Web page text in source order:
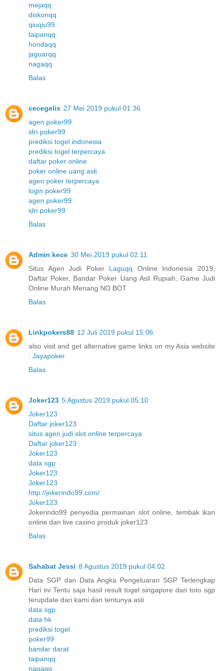
mejaqq
diskonqq
qiuqiu99
taipanqq
hondaqq
jaguarqq
nagaqq
Balas
cecegelis 27 Mei 2019 pukul 01.36
agen poker99
idn poker99
prediksi togel indonesia
prediksi togel terpercaya
daftar poker online
poker online uang asli
agen poker terpercaya
login poker99
agen poker99
idn poker99
Balas
Admin kece 30 Mei 2019 pukul 02.11
Situs Agen Judi Poker Laguqq Online Indonesia 2019,
Daftar Poker, Bandar Poker Uang Asli Rupiah, Game Judi
Online Murah Menang NO BOT
Balas
Linkpokers88 12 Juli 2019 pukul 15.06
also visit and get alternative game links on my Asia website
: Jayapoker
Balas
Joker123 5 Agustus 2019 pukul 05.10
Joker123
Daftar joker123
situs agen judi slot online terpercaya
Daftar joker123
Joker123
data sgp
Joker123
Joker123
http://jokerindo99.com/
Joker123
Jokerindo99 penyedia permainan slot online, tembak ikan
online dan live casino produk joker123
Balas
Sahabat Jessi 8 Agustus 2019 pukul 04.02
Data SGP dan Data Angka Pengeluaran SGP Terlengkap
Hari ini Tentu saja hasil result togel singapore dan toto sgp
terupdate dari kami dan tentunya asli
data sgp
data hk
prediksi togel
poker99
bandar darat
taipanqq
nagaqq